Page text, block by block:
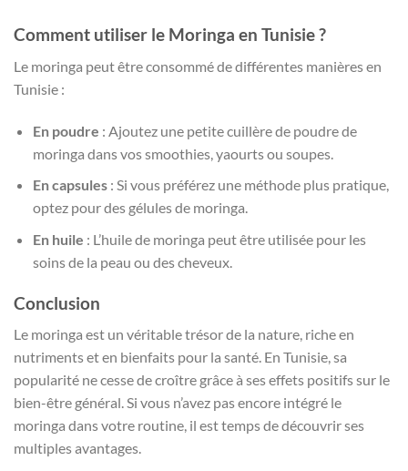
Comment utiliser le Moringa en Tunisie ?
Le moringa peut être consommé de différentes manières en
Tunisie :
En poudre : Ajoutez une petite cuillère de poudre de
moringa dans vos smoothies, yaourts ou soupes.
En capsules: Si vous préférez une méthode plus pratique,
optez pour des gélules de moringa.
En huile : L’huile de moringa peut être utilisée pour les
soins de la peau ou des cheveux.
Conclusion
Le moringa est un véritable trésor de la nature, riche en
nutriments et en bienfaits pour la santé. En Tunisie, sa
popularité ne cesse de croître grâce à ses effets positifs sur le
bien-être général. Si vous n’avez pas encore intégré le
moringa dans votre routine, il est temps de découvrir ses
multiples avantages.